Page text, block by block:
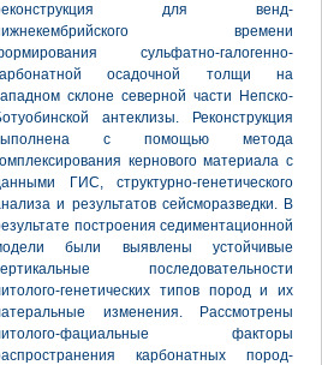
для венд-
времени
сульфатно-галогенно-
осадочной толщи на
склоне северной части Непско-
антеклизы. Реконструкция
с помощью метода
кернового материала с
ГИС, структурно-генетического
и результатов сейсморазведки. В
построения седиментационной
были выявлены устойчивые
последовательности
генетических типов пород и их
изменения. Рассмотрены
фациальные факторы
карбонатных пород-